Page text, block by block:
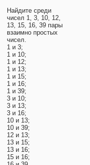
Найдите среди
чисел 1, 3, 10, 12,
13, 15, 16, 39 пары
взаимно простых
чисел.
1 и 3;
1 и 10;
1 и 12;
1 и 13;
1 и 15;
1 и 16;
1 и 39;
3 и 10;
3 и 13;
3 и 16;
10 и 13;
10 и 39;
12 и 13;
13 и 15;
13 и 16;
15 и 16;